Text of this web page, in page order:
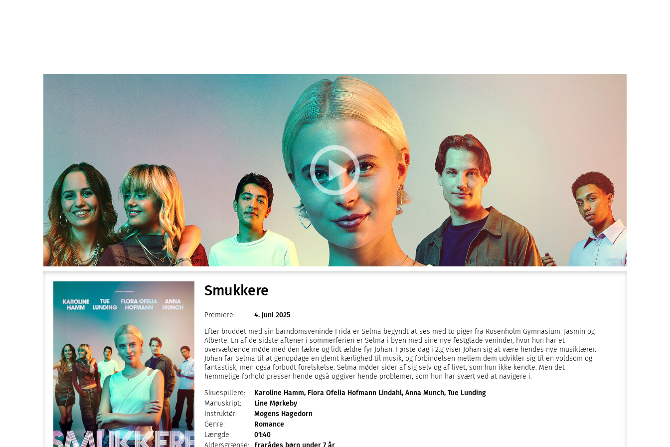
Smukkere
Premiere:
4. juni 2025
Efter bruddet med sin barndomsveninde Frida er Selma begyndt at ses med to piger fra Rosenholm Gymnasium: Jasmin og
Alberte. En af de sidste aftener i sommerferien er Selma i byen med sine nye festglade veninder, hvor hun har et
overvældende møde med den lækre og lidt ældre fyr Johan. Første dag i 2.g viser Johan sig at være hendes nye musiklærer.
Johan får Selma til at genopdage en glemt kærlighed til musik, og forbindelsen mellem dem udvikler sig til en voldsom og
fantastisk, men også forbudt forelskelse. Selma møder sider af sig selv og af livet, som hun ikke kendte. Men det
hemmelige forhold presser hende også og giver hende problemer, som hun har svært ved at navigere i.
Skuespillere:
Karoline Hamm, Flora Ofelia Hofmann Lindahl, Anna Munch, Tue Lunding
Manuskript:
Line Mørkeby
Instruktør:
Mogens Hagedorn
Genre:
Romance
Længde:
01:40